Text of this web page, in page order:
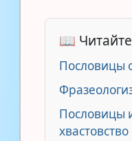
📖
Пословицы
Пословицы
хвастовство